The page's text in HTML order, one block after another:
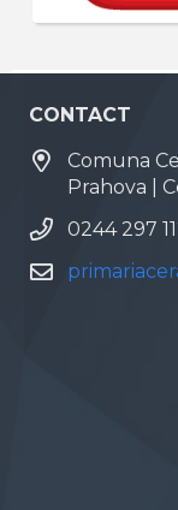
CONTACT
Comuna
Prahova |
0244 297